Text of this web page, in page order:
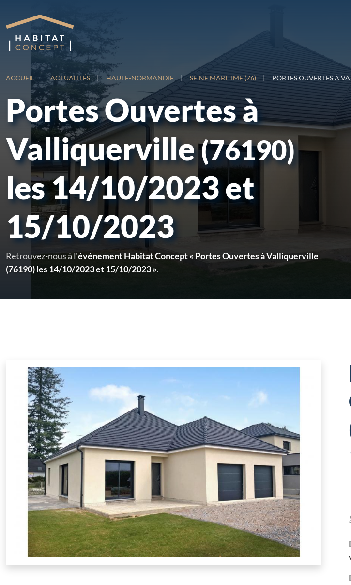
ACCUEIL ACTUALITÉS HAUTE-NORMANDIE SEINE MARITIME (76) PORTES OUVERTES À
Portes Ouvertes à
Valliquerville(76190)
les 14/10/2023 et
15/10/2023
Retrouvez-nous à l'événement Habitat Concept « Portes Ouvertes à Valliquerville
(76190) les 14/10/2023 et 15/10/2023 ».